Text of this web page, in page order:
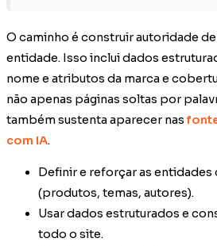
O caminho é construir autoridade
entidade. Isso inclui dados
nome e atributos da marca e
não apenas páginas soltas por
também sustenta aparecer nas
com IA.
Definir e reforçar as entidades
(produtos, temas, autores).
Usar dados estruturados e
todo o site.